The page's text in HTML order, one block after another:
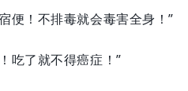
便！不排毒就会毒害全身！”
吃了就不得癌症！”